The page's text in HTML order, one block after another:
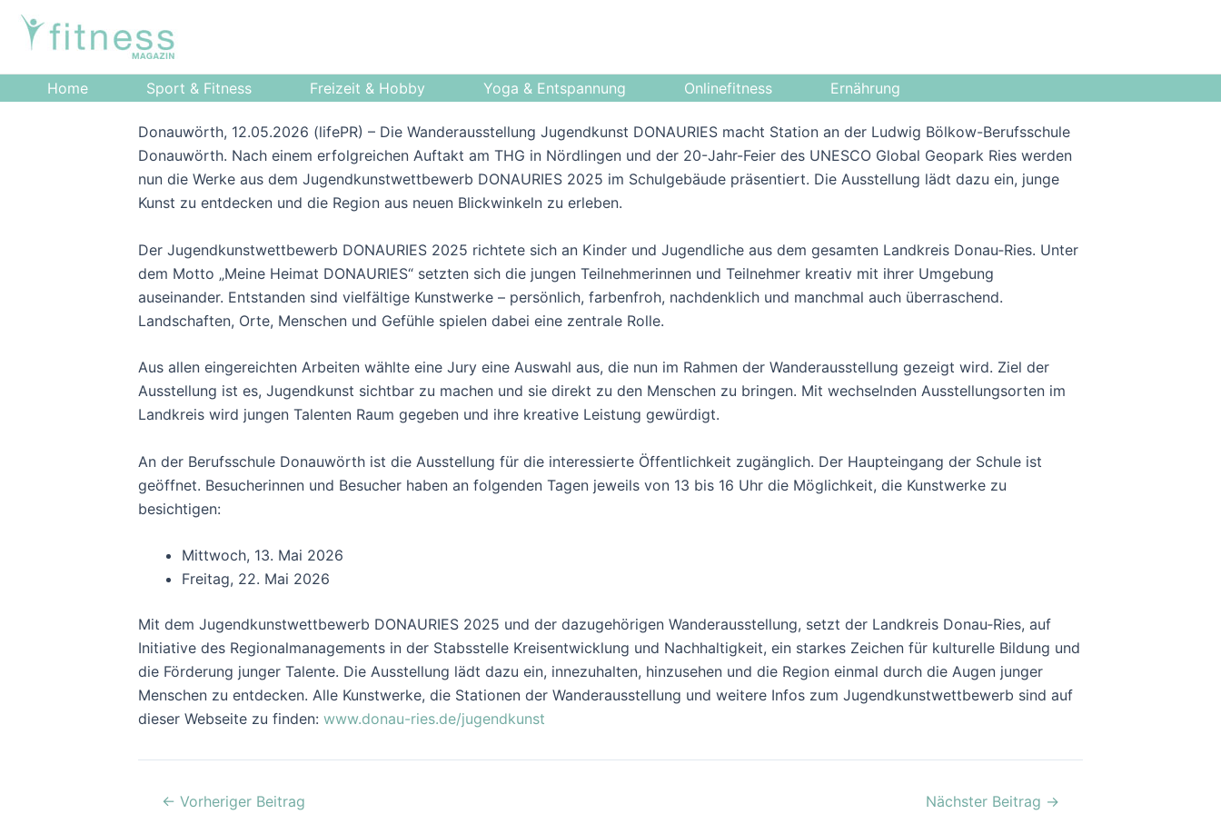
Zum
Inhalt
Home
Sport & Fitness Freizeit & Hobby Yoga & Entspannung Onlinefitness Ernährung
Donauwörth, 12.05.2026 (lifePR) – Die Wanderausstellung Jugendkunst DONAURIES macht Station an der Ludwig Bölkow-Berufsschule
Donauwörth. Nach einem erfolgreichen Auftakt am THG in Nördlingen und der 20-Jahr-Feier des UNESCO Global Geopark Ries werden
nun die Werke aus dem Jugendkunstwettbewerb DONAURIES 2025 im Schulgebäude präsentiert. Die Ausstellung lädt dazu ein, junge
Kunst zu entdecken und die Region aus neuen Blickwinkeln zu erleben.
Der Jugendkunstwettbewerb DONAURIES 2025 richtete sich an Kinder und Jugendliche aus dem gesamten Landkreis Donau‑Ries. Unter
dem Motto „Meine Heimat DONAURIES“ setzten sich die jungen Teilnehmerinnen und Teilnehmer kreativ mit ihrer Umgebung
auseinander. Entstanden sind vielfältige Kunstwerke – persönlich, farbenfroh, nachdenklich und manchmal auch überraschend.
Landschaften, Orte, Menschen und Gefühle spielen dabei eine zentrale Rolle.
Aus allen eingereichten Arbeiten wählte eine Jury eine Auswahl aus, die nun im Rahmen der Wanderausstellung gezeigt wird. Ziel der
Ausstellung ist es, Jugendkunst sichtbar zu machen und sie direkt zu den Menschen zu bringen. Mit wechselnden Ausstellungsorten im
Landkreis wird jungen Talenten Raum gegeben und ihre kreative Leistung gewürdigt.
An der Berufsschule Donauwörth ist die Ausstellung für die interessierte Öffentlichkeit zugänglich. Der Haupteingang der Schule ist
geöffnet. Besucherinnen und Besucher haben an folgenden Tagen jeweils von 13 bis 16 Uhr die Möglichkeit, die Kunstwerke zu
besichtigen:
Mittwoch, 13. Mai 2026
Freitag, 22. Mai 2026
Mit dem Jugendkunstwettbewerb DONAURIES 2025 und der dazugehörigen Wanderausstellung, setzt der Landkreis Donau‑Ries, auf
Initiative des Regionalmanagements in der Stabsstelle Kreisentwicklung und Nachhaltigkeit, ein starkes Zeichen für kulturelle Bildung und
die Förderung junger Talente. Die Ausstellung lädt dazu ein, innezuhalten, hinzusehen und die Region einmal durch die Augen junger
Menschen zu entdecken. Alle Kunstwerke, die Stationen der Wanderausstellung und weitere Infos zum Jugendkunstwettbewerb sind auf
dieser Webseite zu finden: www.donau-ries.de/jugendkunst
navigation
← Vorheriger Beitrag Nächster Beitrag →